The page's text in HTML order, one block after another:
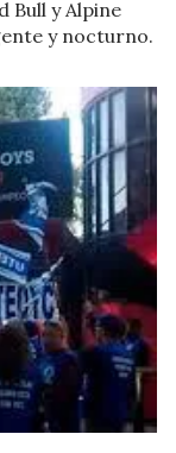
Bull y Alpine
y nocturno.